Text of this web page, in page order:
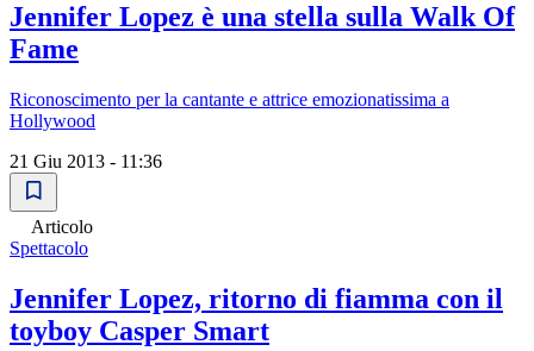
Jennifer Lopez è una stella sulla Walk Of
Fame
Riconoscimento per la cantante e attrice emozionatissima a
Hollywood
21 Giu 2013 - 11:36
Articolo
Spettacolo
Jennifer Lopez, ritorno di fiamma con il
toyboy Casper Smart